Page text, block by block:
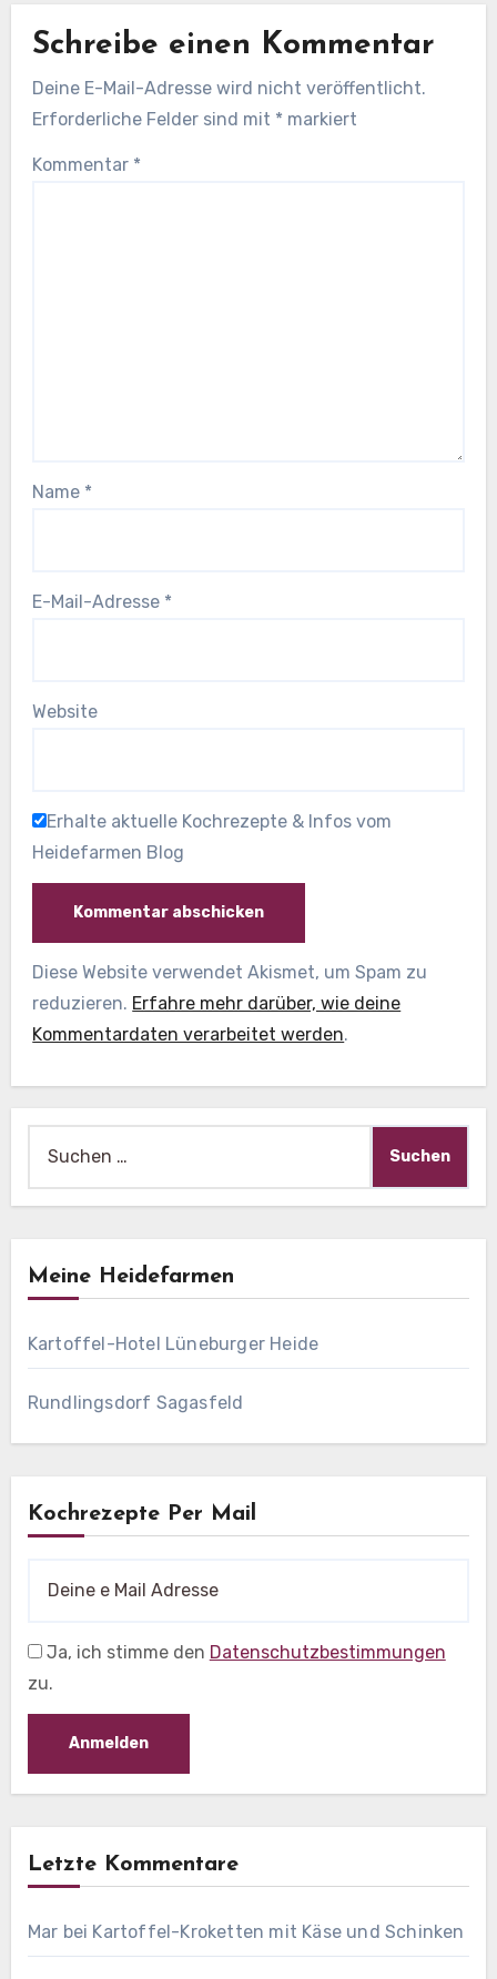
Schreibe einen Kommentar
Deine E-Mail-Adresse wird nicht veröffentlicht.
Erforderliche Felder sind mit * markiert
Kommentar *
Name *
E-Mail-Adresse *
Website
Erhalte aktuelle Kochrezepte & Infos vom
Heidefarmen Blog
Diese Website verwendet Akismet, um Spam zu
reduzieren. Erfahre mehr darüber, wie deine
Kommentardaten verarbeitet werden.
nach:
Meine Heidefarmen
Kartoffel-Hotel Lüneburger Heide
Rundlingsdorf Sagasfeld
Kochrezepte Per Mail
Ja, ich stimme den Datenschutzbestimmungen
zu.
Letzte Kommentare
Mar bei Kartoffel-Kroketten mit Käse und Schinken